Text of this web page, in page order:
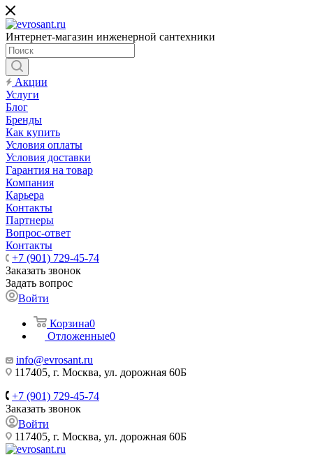
Интернет-магазин инженерной сантехники
Акции
Услуги
Блог
Бренды
Как купить
Условия оплаты
Условия доставки
Гарантия на товар
Компания
Карьера
Контакты
Партнеры
Вопрос-ответ
Контакты
+7 (901) 729-45-74
Заказать звонок
Задать вопрос
Войти
Корзина0
Отложенные0
info@evrosant.ru
117405, г. Москва, ул. дорожная 60Б
+7 (901) 729-45-74
Заказать звонок
Войти
117405, г. Москва, ул. дорожная 60Б